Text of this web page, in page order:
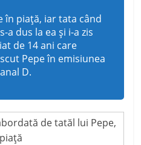
în piață, iar tata când
a dus la ea și i-a zis
de 14 ani care
Pepe în emisiunea
D.